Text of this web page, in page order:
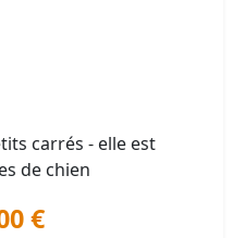
carrés - elle est
de chien
€